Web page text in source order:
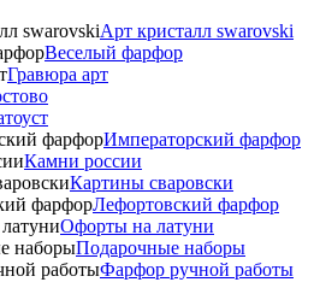
Арт кристалл swarovski
Веселый фарфор
Гравюра арт
Императорский фарфор
Камни россии
Картины сваровски
Лефортовский фарфор
Офорты на латуни
Подарочные наборы
Фарфор ручной работы